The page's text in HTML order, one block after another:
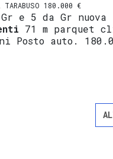
180.000 €
e 5 da Gr nuova
71 m parquet
Posto auto.